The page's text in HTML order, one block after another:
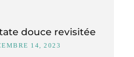
douce revisitée
14, 2023